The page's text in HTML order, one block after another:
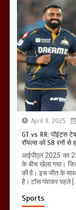
April 9, 2025
GT vs RR: पॉइंट्स
रॉयल्स को 58 रनों से
आईपीएल 2025 का
के बीच खेला गया।
की है। इस जीत के
है। टॉस गंवाकर पहले […]
Sports